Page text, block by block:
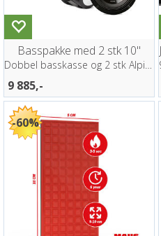
Basspakke med 2 stk 10"
9 885,-
60%